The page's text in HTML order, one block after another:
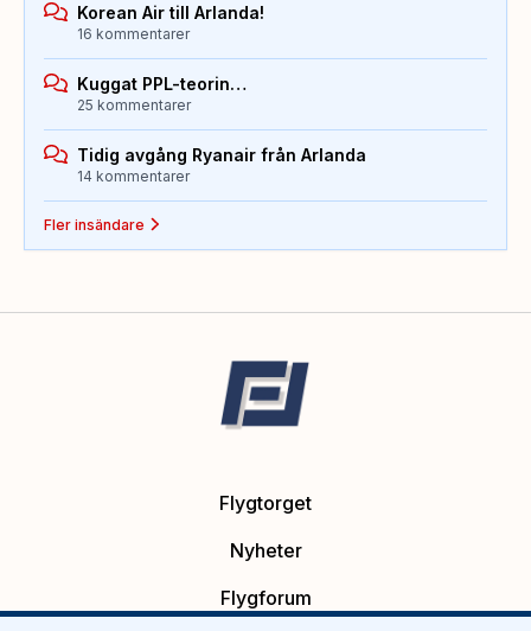
Korean Air till Arlanda!
16 kommentarer
Kuggat PPL-teorin…
25 kommentarer
Tidig avgång Ryanair från Arlanda
14 kommentarer
Fler insändare
Flygtorget
Nyheter
Flygforum